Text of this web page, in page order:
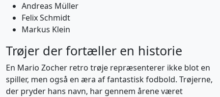
Andreas Müller
Felix Schmidt
Markus Klein
Trøjer der fortæller en historie
En Mario Zocher retro trøje repræsenterer ikke blot en
spiller, men også en æra af fantastisk fodbold. Trøjerne,
der pryder hans navn, har gennem årene været